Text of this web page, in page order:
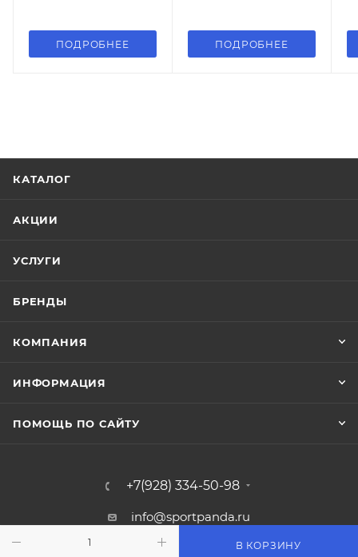
В КОРЗИНУ
ПОДРОБНЕЕ ПОДРОБНЕЕ
КАТАЛОГ
АКЦИИ
УСЛУГИ
БРЕНДЫ
КОМПАНИЯ
ИНФОРМАЦИЯ
ПОМОЩЬ ПО САЙТУ
+7(928) 334-50-98
info@sportpanda.ru
Краснодар, ул. Бородинская 156/13